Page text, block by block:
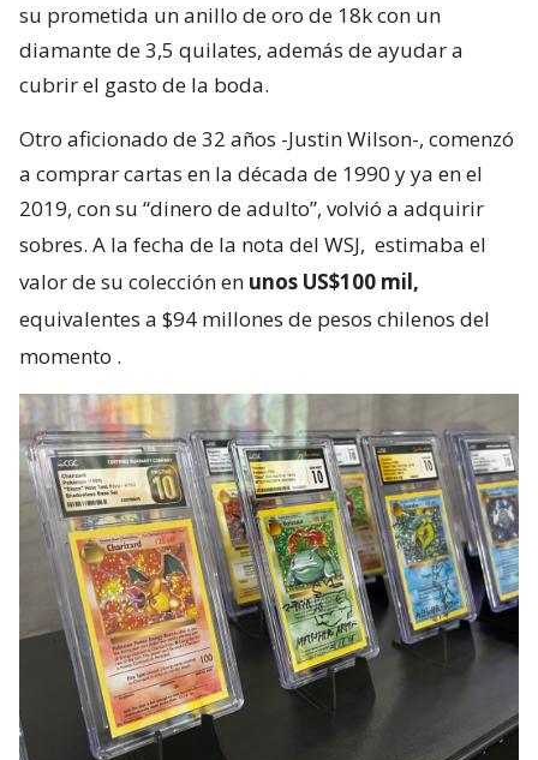
su prometida un anillo de oro de 18k con un
diamante de 3,5 quilates, además de ayudar a
cubrir el gasto de la boda.
Otro aficionado de 32 años -Justin Wilson-, comenzó
a comprar cartas en la década de 1990 y ya en el
2019, con su “dinero de adulto”, volvió a adquirir
sobres. A la fecha de la nota del WSJ, estimaba el
valor de su colección en unos US$100 mil,
equivalentes a $94 millones de pesos chilenos del
momento .